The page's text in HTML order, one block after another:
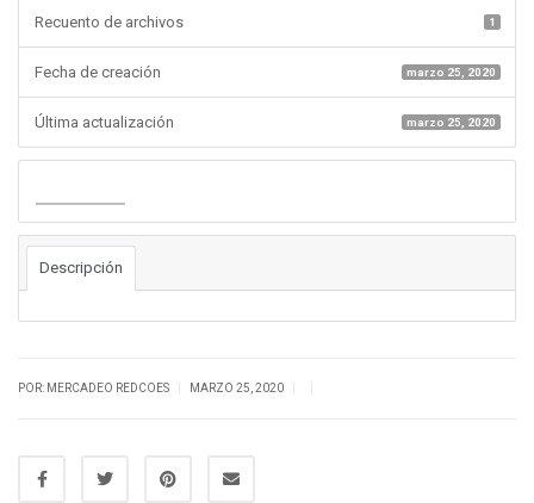
Recuento de archivos 1
Fecha de creación marzo 25, 2020
Última actualización marzo 25, 2020
Descripción
POR: MERCADEO REDCOES MARZO 25, 2020